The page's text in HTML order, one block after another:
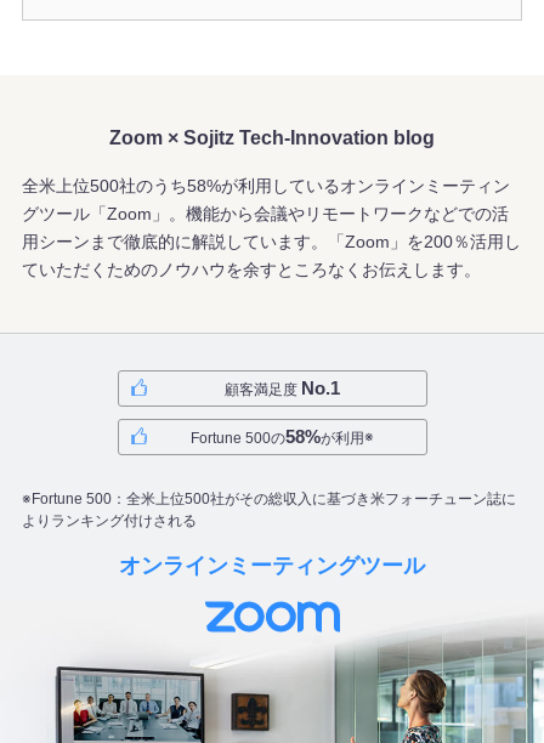
Zoom × Sojitz Tech-Innovation blog
全米上位500社のうち58%が利用しているオンラインミーティン
グツール「Zoom」。 機能から会議やリモートワークなどでの活
用シーンまで徹底的に解説しています。
「Zoom」を200％活用し
ていただくためのノウハウを余すところなくお伝えします。
顧客満足度 No.1
Fortune 500の58%が利用※
※Fortune 500：全米上位500社がその総収入に基づき米フォーチューン誌に
よりランキング付けされる
オンラインミーティングツール